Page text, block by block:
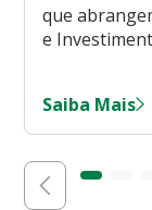
que
e
Saiba Mais